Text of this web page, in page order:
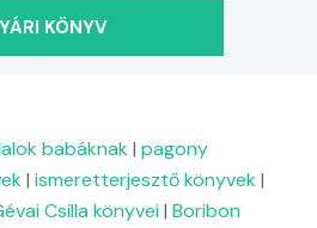
KÖNYV
babáknak | pagony
| ismeretterjesztő könyvek |
Csilla könyvei | Boribon